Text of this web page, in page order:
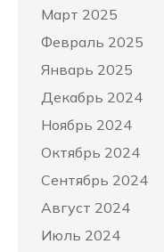
Март 2025
Февраль 2025
Январь 2025
Декабрь 2024
Ноябрь 2024
Октябрь 2024
Сентябрь 2024
Август 2024
Июль 2024